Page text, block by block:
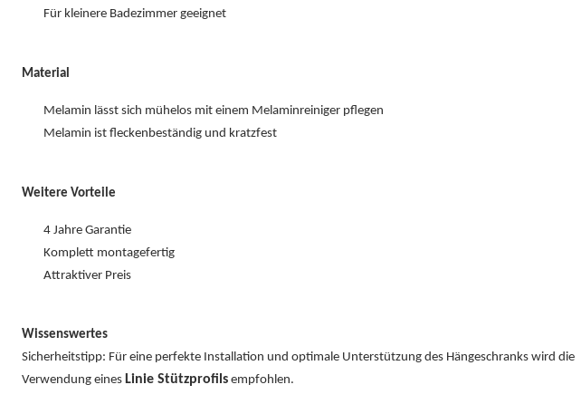
Für kleinere Badezimmer geeignet
Material
Melamin lässt sich mühelos mit einem Melaminreiniger pflegen
Melamin ist fleckenbeständig und kratzfest
Weitere Vorteile
4 Jahre Garantie
Komplett montagefertig
Attraktiver Preis
Wissenswertes
Sicherheitstipp: Für eine perfekte Installation und optimale Unterstützung des Hängeschranks wird die
Verwendung eines Linie Stützprofils empfohlen.